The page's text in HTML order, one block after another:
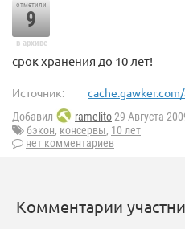
отметили
9
в архиве
срок хранения до 10 лет!
Источник:
Добавил ramelito29 Августа
бэкон, консервы, 10 лет
нет комментариев
Комментарии